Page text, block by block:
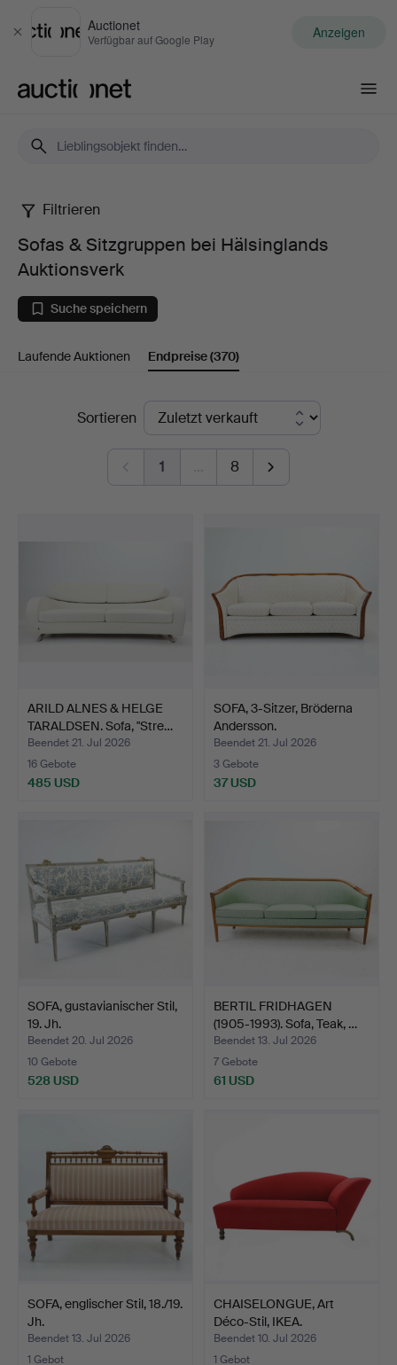
Schließen
Auctionet
Verfügbar auf Google Play Anzeigen
Sofas
Sitzgruppen
bei
Auktionsverk
Filtrieren
Sofas & Sitzgruppen bei Hälsinglands
Auktionsverk
Suche speichern
Laufende Auktionen Endpreise(370)
EndpreiseSortieren
1 … 8
ARILD ALNES & HELGE
TARALDSEN. Sofa, "Stre…
Beendet 21. Jul 2026
16 Gebote
485 USD
SOFA, 3-Sitzer, Bröderna
Andersson.
Beendet 21. Jul 2026
3 Gebote
37 USD
SOFA, gustavianischer Stil,
19. Jh.
Beendet 20. Jul 2026
10 Gebote
528 USD
BERTIL FRIDHAGEN
(1905-1993). Sofa, Teak, …
Beendet 13. Jul 2026
7 Gebote
61 USD
SOFA, englischer Stil, 18./19.
Jh.
Beendet 13. Jul 2026
1 Gebot
CHAISELONGUE, Art
Déco-Stil, IKEA.
Beendet 10. Jul 2026
1 Gebot